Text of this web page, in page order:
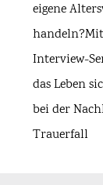
eigene
handeln?
Interview-
das Leben
bei der
Trauerfall